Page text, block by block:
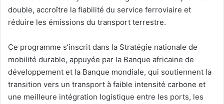
double, accroître la fiabilité du service ferroviaire et
réduire les émissions du transport terrestre.
Ce programme s’inscrit dans la Stratégie nationale de
mobilité durable, appuyée par la Banque africaine de
développement et la Banque mondiale, qui soutiennent la
transition vers un transport à faible intensité carbone et
une meilleure intégration logistique entre les ports, les